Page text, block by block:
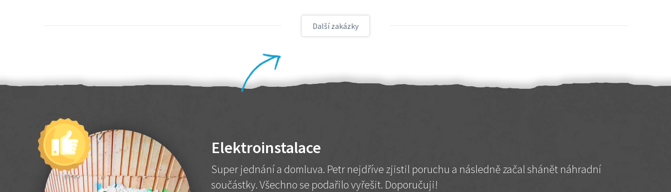
Další zakázky
Elektroinstalace
Super jednání a domluva. Petr nejdříve zjistil poruchu a následně začal shánět náhradní
součástky. Všechno se podařilo vyřešit. Doporučuji!